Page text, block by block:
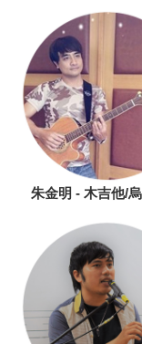
朱金明 - 木吉他/